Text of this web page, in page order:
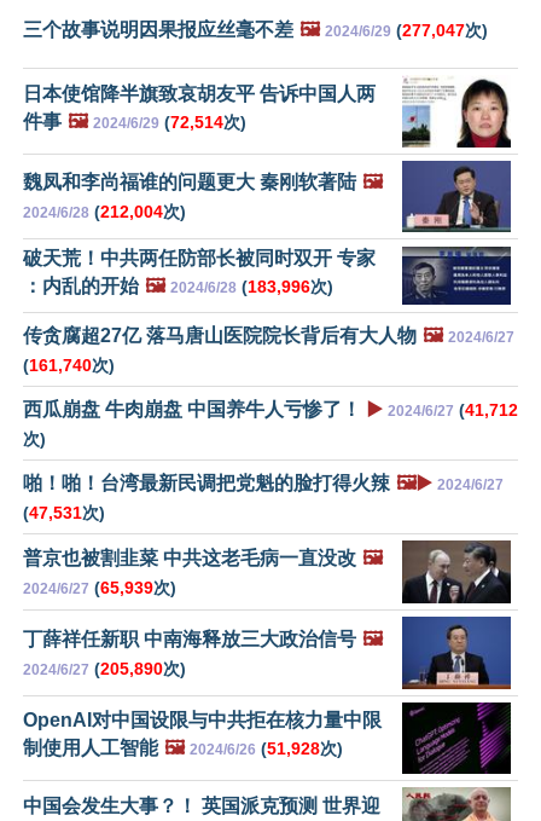
三个故事说明因果报应丝毫不差 🖼️ 2024/6/29 (277,047次)
日本使馆降半旗致哀胡友平 告诉中国人两
件事 🖼️ 2024/6/29 (72,514次)
魏凤和李尚福谁的问题更大 秦刚软著陆 🖼️
2024/6/28 (212,004次)
破天荒！中共两任防部长被同时双开 专家
：内乱的开始 🖼️ 2024/6/28 (183,996次)
传贪腐超27亿 落马唐山医院院长背后有大人物 🖼️ 2024/6/27
(161,740次)
西瓜崩盘 牛肉崩盘 中国养牛人亏惨了！ ▶️ 2024/6/27 (41,712
次)
啪！啪！台湾最新民调把党魁的脸打得火辣 🖼️▶️ 2024/6/27
(47,531次)
普京也被割韭菜 中共这老毛病一直没改 🖼️
2024/6/27 (65,939次)
丁薛祥任新职 中南海释放三大政治信号 🖼️
2024/6/27 (205,890次)
OpenAI对中国设限与中共拒在核力量中限
制使用人工智能 🖼️ 2024/6/26 (51,928次)
中国会发生大事？！ 英国派克预测 世界迎